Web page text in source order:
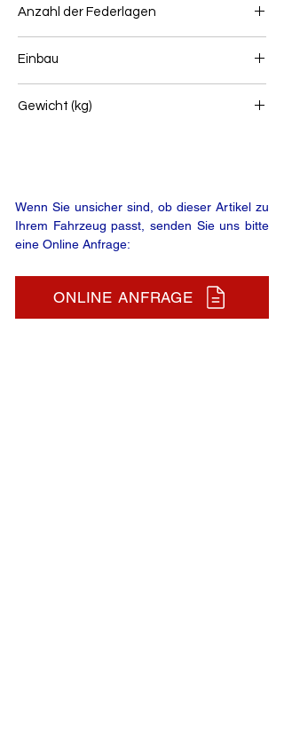
Anzahl der Federlagen
Einbau
Gewicht (kg)
Wenn Sie unsicher sind, ob dieser Artikel zu
Ihrem Fahrzeug passt, senden Sie uns bitte
eine Online Anfrage:
ONLINE ANFRAGE